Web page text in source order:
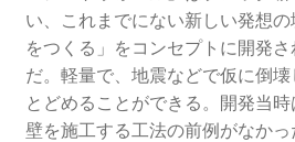
い、これまでにない新しい発想
をつくる」をコンセプトに開発
だ。軽量で、地震などで仮に倒
とどめることができる。開発当
壁を施工する工法の前例がなか